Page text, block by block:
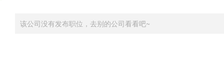
该公司没有发布职位，去别的公司看看吧~